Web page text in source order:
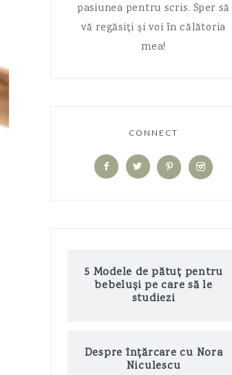
pasiunea pentru scris. Sper să
vă regăsiți și voi în călătoria
mea!
CONNECT
5 Modele de pătuț pentru
bebeluși pe care să le
studiezi
Despre înțărcare cu Nora
Niculescu